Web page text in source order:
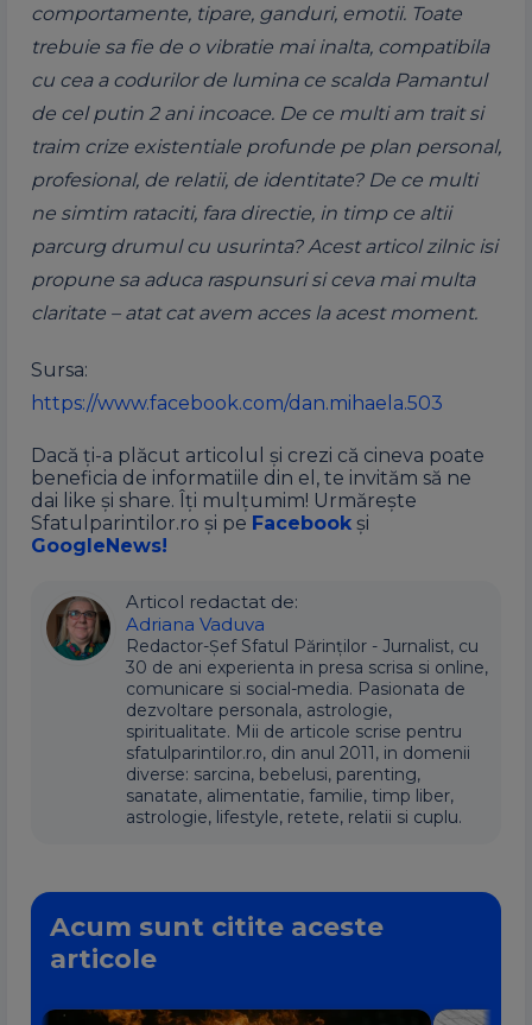
comportamente, tipare, ganduri, emotii. Toate
trebuie sa fie de o vibratie mai inalta, compatibila
cu cea a codurilor de lumina ce scalda Pamantul
de cel putin 2 ani incoace. De ce multi am trait si
traim crize existentiale profunde pe plan personal,
profesional, de relatii, de identitate? De ce multi
ne simtim rataciti, fara directie, in timp ce altii
parcurg drumul cu usurinta? Acest articol zilnic isi
propune sa aduca raspunsuri si ceva mai multa
claritate – atat cat avem acces la acest moment.
Sursa:
https://www.facebook.com/dan.mihaela.503
Dacă ți-a plăcut articolul și crezi că cineva poate
beneficia de informatiile din el, te invităm să ne
dai like și share. Îți mulțumim! Urmărește
Sfatulparintilor.ro și pe Facebook și
GoogleNews!
Articol redactat de:
Adriana Vaduva
Redactor-Șef Sfatul Părinților - Jurnalist, cu
30 de ani experienta in presa scrisa si online,
comunicare si social-media. Pasionata de
dezvoltare personala, astrologie,
spiritualitate. Mii de articole scrise pentru
sfatulparintilor.ro, din anul 2011, in domenii
diverse: sarcina, bebelusi, parenting,
sanatate, alimentatie, familie, timp liber,
astrologie, lifestyle, retete, relatii si cuplu.
Acum sunt citite aceste
articole